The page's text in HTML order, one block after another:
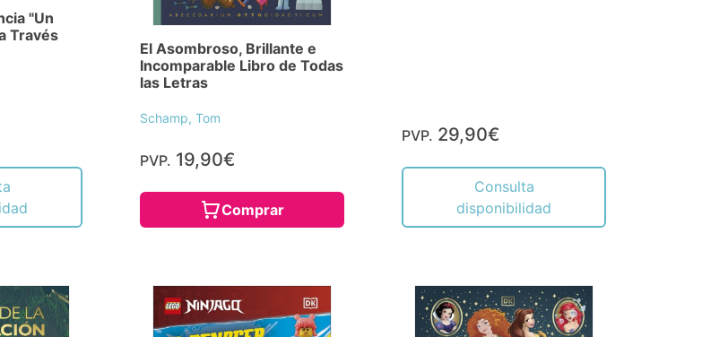
"Un
Través
El Asombroso, Brillante e
Incomparable Libro de Todas
las Letras
Schamp, Tom
PVP. 19,90€
Comprar
PVP. 29,90€
Consulta
disponibilidad